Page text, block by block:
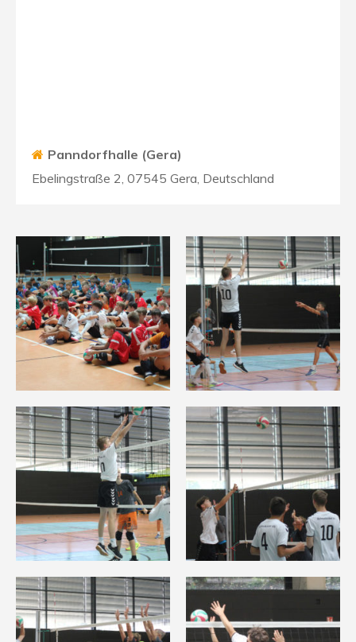
Panndorfhalle (Gera)
Ebelingstraße 2, 07545 Gera, Deutschland